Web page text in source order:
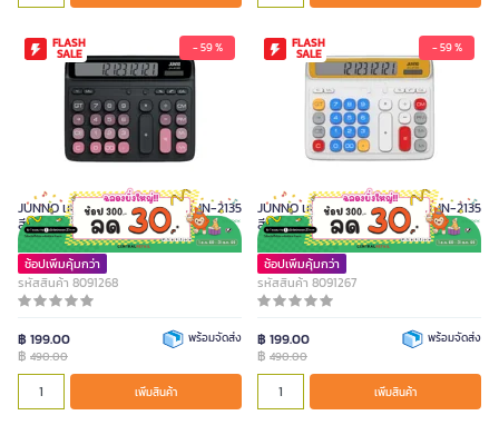
FLASH
SALE - 59 %
JUNNO เครื่องคิดเลข 12 หลัก รุ่น JN-2135
สี BLACK & PINK
ช้อปเพิ่มคุ้มกว่า
รหัสสินค้า 8091268
฿ 199.00
฿ 490.00
พร้อมจัดส่ง
เพิ่มสินค้า
FLASH
SALE - 59 %
JUNNO เครื่องคิดเลข 12 หลัก รุ่น JN-2135
สี ROBOT
ช้อปเพิ่มคุ้มกว่า
รหัสสินค้า 8091267
฿ 199.00
฿ 490.00
พร้อมจัดส่ง
เพิ่มสินค้า